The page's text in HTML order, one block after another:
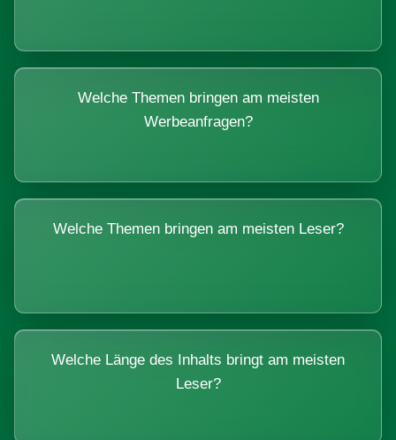
Welche Themen bringen am meisten
Werbeanfragen?
Welche Themen bringen am meisten Leser?
Welche Länge des Inhalts bringt am meisten
Leser?